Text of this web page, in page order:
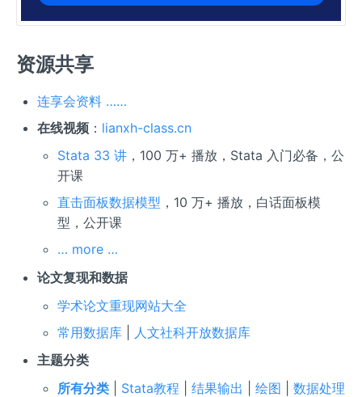
资源共享
连享会资料 ……
在线视频： lianxh-class.cn
Stata 33 讲 ，100 万+ 播放，Stata 入门必备，公
开课
直击面板数据模型 ，10 万+ 播放，白话面板模
型，公开课
… more …
论文复现和数据
学术论文重现网站大全
常用数据库
人文社科开放数据库
主题分类
所有分类
Stata教程 |结果输出 |绘图 |数据处理